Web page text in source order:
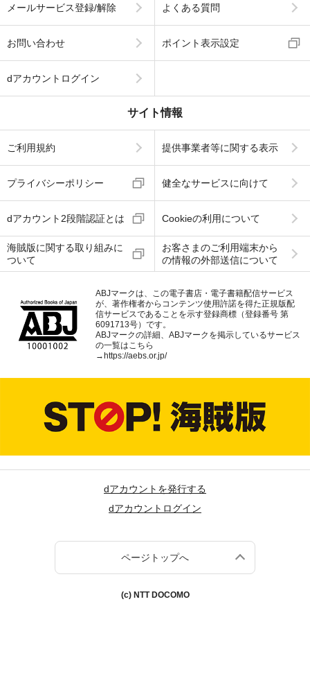
メールサービス登録/解除 よくある質問
お問い合わせ ポイント表示設定
dアカウントログイン
サイト情報
ご利用規約 提供事業者等に関する表示
プライバシーポリシー 健全なサービスに向けて
dアカウント2段階認証とは Cookieの利用について
海賊版に関する取り組みに
ついて
お客さまのご利用端末から
の情報の外部送信について
ABJマークは、この電子書店・電子書籍配信サービス
が、著作権者からコンテンツ使用許諾を得た正規版配
信サービスであることを示す登録商標（登録番号 第
6091713号）です。
ABJマークの詳細、ABJマークを掲示しているサービス
の一覧はこちら
→https://aebs.or.jp/
dアカウントを発行する
dアカウントログイン
ページトップへ
(c) NTT DOCOMO